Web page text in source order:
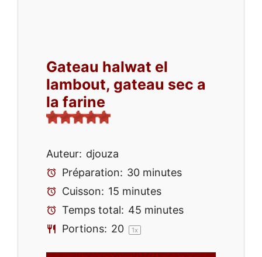
Gateau halwat el
lambout, gateau sec a
la farine
Auteur: djouza
Préparation: 30 minutes
Cuisson: 15 minutes
Temps total: 45 minutes
Portions: 20 1x